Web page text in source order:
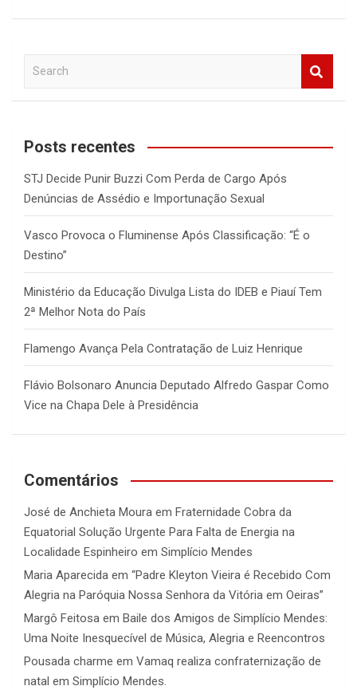
a
c
Posts recentes
STJ Decide Punir Buzzi Com Perda de Cargo Após
Denúncias de Assédio e Importunação Sexual
Vasco Provoca o Fluminense Após Classificação: “É o
Destino”
Ministério da Educação Divulga Lista do IDEB e Piauí Tem
2ª Melhor Nota do País
Flamengo Avança Pela Contratação de Luiz Henrique
Flávio Bolsonaro Anuncia Deputado Alfredo Gaspar Como
Vice na Chapa Dele à Presidência
Comentários
José de Anchieta Moura em Fraternidade Cobra da
Equatorial Solução Urgente Para Falta de Energia na
Localidade Espinheiro em Simplício Mendes
Maria Aparecida em “Padre Kleyton Vieira é Recebido Com
Alegria na Paróquia Nossa Senhora da Vitória em Oeiras”
Margô Feitosa em Baile dos Amigos de Simplício Mendes:
Uma Noite Inesquecível de Música, Alegria e Reencontros
Pousada charme em Vamaq realiza confraternização de
natal em Simplício Mendes.